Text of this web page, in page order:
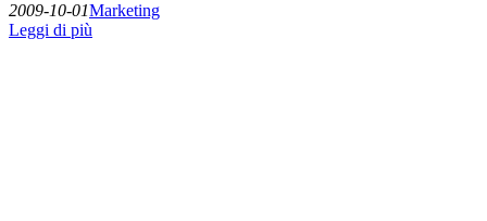
2009-10-01Marketing
Leggi di più